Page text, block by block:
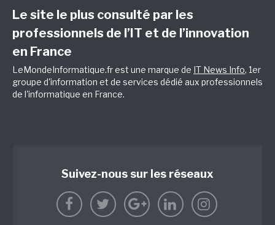
Le site le plus consulté par les
professionnels de l’IT et de l’innovation
en France
LeMondeInformatique.fr est une marque de IT News Info, 1er
groupe d'information et de services dédié aux professionnels
de l'informatique en France.
Suivez-nous sur les réseaux